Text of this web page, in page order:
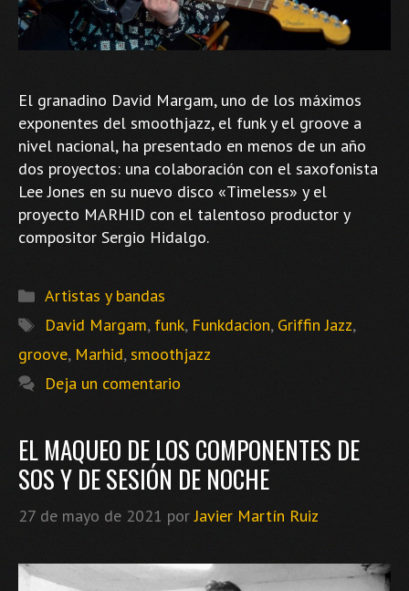
El granadino David Margam, uno de los máximos
exponentes del smoothjazz, el funk y el groove a
nivel nacional, ha presentado en menos de un año
dos proyectos: una colaboración con el saxofonista
Lee Jones en su nuevo disco «Timeless» y el
proyecto MARHID con el talentoso productor y
compositor Sergio Hidalgo.
Categorías
Artistas y bandas
Etiquetas
David Margam, funk, Funkdacion, Griffin Jazz,
groove, Marhid,smoothjazz
Deja un comentario
EL MAQUEO DE LOS COMPONENTES DE
SOS Y DE SESIÓN DE NOCHE
27 de mayo de 2021 porJavier Martín Ruiz